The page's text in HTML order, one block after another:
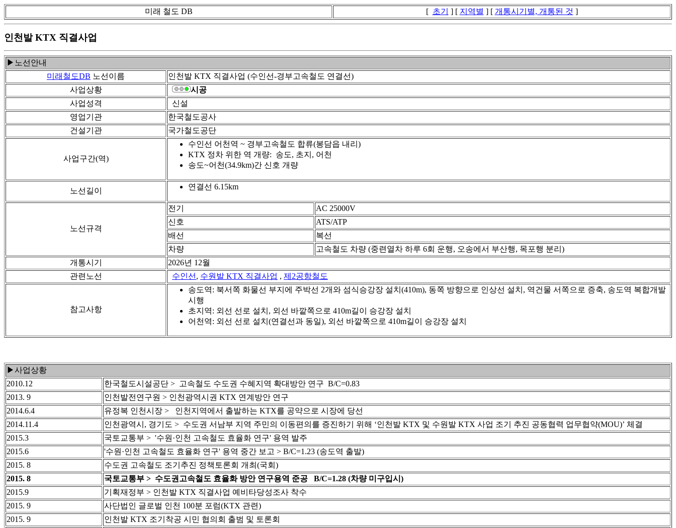
미래 철도 DB [ 초기 ] [ 지역별 ] [ 개통시기별, 개통된 것 ]
인천발 KTX 직결사업
▶노선안내
미래철도DB 노선이름
인천발 KTX 직결사업 (수인선-경부고속철도 연결선)
사업상황
시공
사업성격
신설
영업기관
한국철도공사
건설기관
국가철도공단
사업구간(역)
수인선 어천역 ~ 경부고속철도 합류(봉담읍 내리)
KTX 정차 위한 역 개량: 송도, 초지, 어천
송도~어천(34.9km)간 신호 개량
노선길이 연결선 6.15km
노선규격
전기
AC 25000V
신호
ATS/ATP
배선
복선
차량
고속철도 차량 (중련열차 하루 6회 운행, 오송에서 부산행, 목포행 분리)
개통시기
2026년 12월
관련노선
수인선 , 수원발 KTX 직결사업 , 제2공항철도
참고사항
송도역: 북서쪽 화물선 부지에 주박선 2개와 섬식승강장 설치(410m), 동쪽 방향으로 인상선 설치, 역건물 서쪽으로 증축, 송도역 복합개발
시행
초지역: 외선 선로 설치, 외선 바깥쪽으로 410m길이 승강장 설치
어천역: 외선 선로 설치(연결선과 동일), 외선 바깥쪽으로 410m길이 승강장 설치
▶사업상황
2010.12
한국철도시설공단 > 고속철도 수도권 수혜지역 확대방안 연구 B/C=0.83
2013. 9
인천발전연구원 > 인천광역시권 KTX 연계방안 연구
2014.6.4
유정복 인천시장 > 인천지역에서 출발하는 KTX를 공약으로 시장에 당선
2014.11.4
인천광역시, 경기도 > 수도권 서남부 지역 주민의 이동편의를 증진하기 위해 ‘인천발 KTX 및 수원발 KTX 사업 조기 추진 공동협력 업무협약(MOU)’ 체결
2015.3
국토교통부 > '수원·인천 고속철도 효율화 연구' 용역 발주
2015.6
'수원·인천 고속철도 효율화 연구' 용역 중간 보고 > B/C=1.23 (송도역 출발)
2015. 8
수도권 고속철도 조기추진 정책토론회 개최(국회)
2015. 8
국토교통부 > 수도권고속철도 효율화 방안 연구용역 준공 B/C=1.28 (차량 미구입시)
2015.9
기획재정부 > 인천발 KTX 직결사업 예비타당성조사 착수
2015. 9
사단법인 글로벌 인천 100분 포럼(KTX 관련)
2015. 9
인천발 KTX 조기착공 시민 협의회 출범 및 토론회